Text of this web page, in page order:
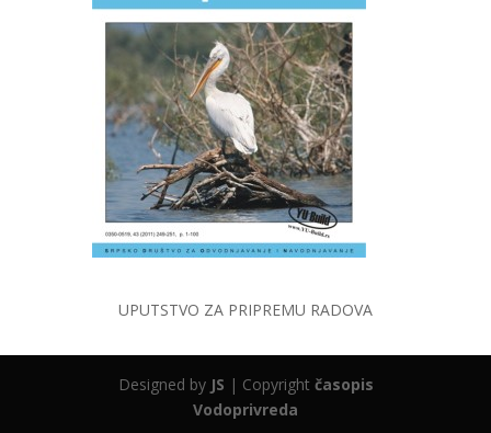
UPUTSTVO ZA PRIPREMU RADOVA
Designed by JS | Copyright časopis
Vodoprivreda